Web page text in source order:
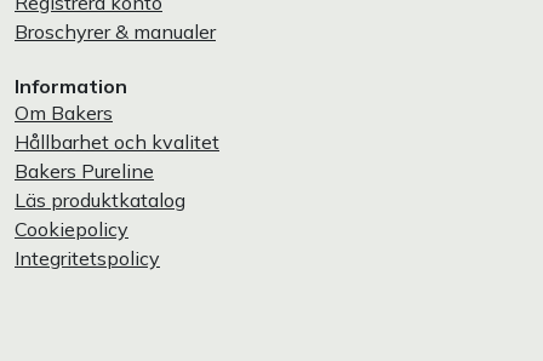
Broschyrer & manualer
Information
Om Bakers
Hållbarhet och kvalitet
Bakers Pureline
Läs produktkatalog
Cookiepolicy
Integritetspolicy